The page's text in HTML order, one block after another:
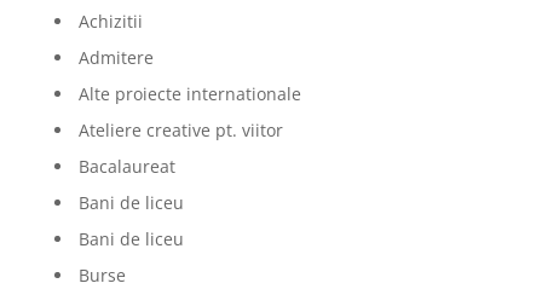
Achizitii
Admitere
Alte proiecte internationale
Ateliere creative pt. viitor
Bacalaureat
Bani de liceu
Bani de liceu
Burse